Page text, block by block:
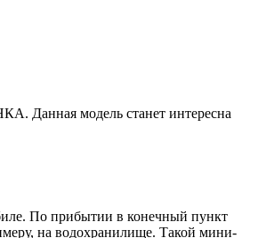
Данная модель станет интересна
По прибытии в конечный пункт
на водохранилище. Такой мини-